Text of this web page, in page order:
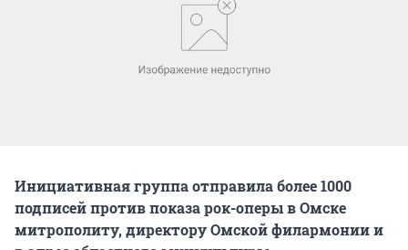
Инициативная группа отправила более 1000
подписей против показа рок-оперы в Омске
митрополиту, директору Омской филармонии и